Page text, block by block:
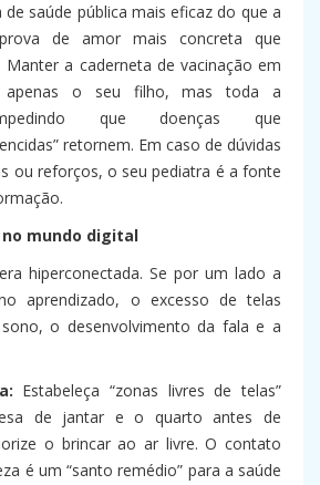
saúde pública mais eficaz do que a
de amor mais concreta que
a caderneta de vacinação em
apenas o seu filho, mas toda a
que doenças que
retornem. Em caso de dúvidas
ou reforços, o seu pediatra é a fonte
mundo digital
hiperconectada. Se por um lado a
aprendizado, o excesso de telas
o desenvolvimento da fala e a
Estabeleça “zonas livres de telas”
de jantar e o quarto antes de
o brincar ao ar livre. O contato
é um “santo remédio” para a saúde